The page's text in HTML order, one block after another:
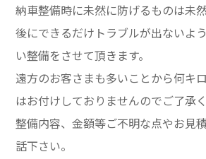
納車整備時に未然に防げるものは未
後にできるだけトラブルが出ないよ
い整備をさせて頂きます。
遠方のお客さまも多いことから何キ
はお付けしておりませんのでご了承く
整備内容、金額等ご不明な点やお見
話下さい。